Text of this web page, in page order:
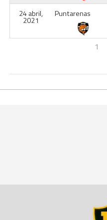
24 abril,
2021
Puntarenas
1